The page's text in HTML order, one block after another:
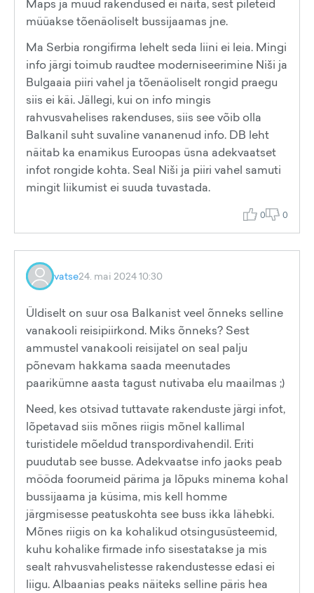
Maps ja muud rakendused ei näita, sest pileteid
müüakse tõenäoliselt bussijaamas jne.
Ma Serbia rongifirma lehelt seda liini ei leia. Mingi
info järgi toimub raudtee moderniseerimine Niši ja
Bulgaaia piiri vahel ja tõenäoliselt rongid praegu
siis ei käi. Jällegi, kui on info mingis
rahvusvahelises rakenduses, siis see võib olla
Balkanil suht suvaline vananenud info. DB leht
näitab ka enamikus Euroopas üsna adekvaatset
infot rongide kohta. Seal Niši ja piiri vahel samuti
mingit liikumist ei suuda tuvastada.
0 0
vatse24. mai 2024 10:30
Üldiselt on suur osa Balkanist veel õnneks selline
vanakooli reisipiirkond. Miks õnneks? Sest
ammustel vanakooli reisijatel on seal palju
põnevam hakkama saada meenutades
paarikümne aasta tagust nutivaba elu maailmas ;)
Need, kes otsivad tuttavate rakenduste järgi infot,
lõpetavad siis mõnes riigis mõnel kallimal
turistidele mõeldud transpordivahendil. Eriti
puudutab see busse. Adekvaatse info jaoks peab
mööda foorumeid pärima ja lõpuks minema kohal
bussijaama ja küsima, mis kell homme
järgmisesse peatuskohta see buss ikka lähebki.
Mõnes riigis on ka kohalikud otsingusüsteemid,
kuhu kohalike firmade info sisestatakse ja mis
sealt rahvusvahelistesse rakendustesse edasi ei
liigu. Albaanias peaks näiteks selline päris hea